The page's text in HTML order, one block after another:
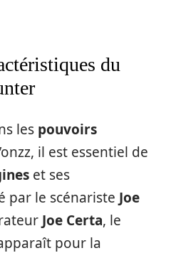
du
les pouvoirs
il est essentiel de
et ses
par le scénariste Joe
Joe Certa, le
pour la